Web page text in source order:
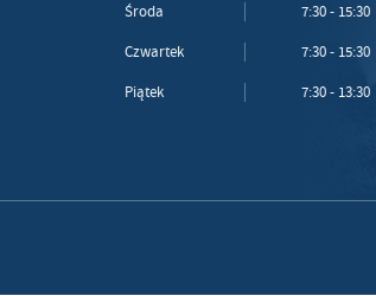
Środa 7:30 - 15:30
Czwartek 7:30 - 15:30
Piątek 7:30 - 13:30